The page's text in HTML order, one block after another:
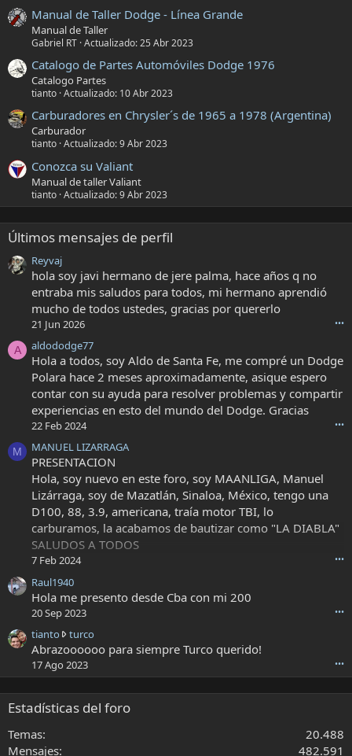
Manual de Taller Dodge - Línea Grande
Manual de Taller
Gabriel RT Actualizado:25 Abr 2023
Catalogo de Partes Automóviles Dodge 1976
Catalogo Partes
tianto Actualizado: 10 Abr 2023
Carburadores en Chrysler´s de 1965 a 1978 (Argentina)
Carburador
tianto Actualizado:9 Abr 2023
Conozca su Valiant
Manual de taller Valiant
tianto Actualizado:9 Abr 2023
Últimos mensajes de perfil
Reyvaj
hola soy javi hermano de jere palma, hace años q no
entraba mis saludos para todos, mi hermano aprendió
mucho de todos ustedes, gracias por quererlo
21 Jun 2026 •••
A aldododge77
Hola a todos, soy Aldo de Santa Fe, me compré un Dodge
Polara hace 2 meses aproximadamente, asique espero
contar con su ayuda para resolver problemas y compartir
experiencias en esto del mundo del Dodge. Gracias
22 Feb 2024 •••
M MANUEL LIZARRAGA
PRESENTACION
Hola, soy nuevo en este foro, soy MAANLIGA, Manuel
Lizárraga, soy de Mazatlán, Sinaloa, México, tengo una
D100, 88, 3.9, americana, traía motor TBI, lo
carburamos, la acabamos de bautizar como "LA DIABLA"
SALUDOS A TODOS
7 Feb 2024 •••
Raul1940
Hola me presento desde Cba con mi 200
20 Sep 2023 •••
tianto turco
i
n
t
o
Abrazoooooo para siempre Turco querido!
17 Ago 2023 •••
Estadísticas del foro
Temas
20.488
Mensajes
482.591